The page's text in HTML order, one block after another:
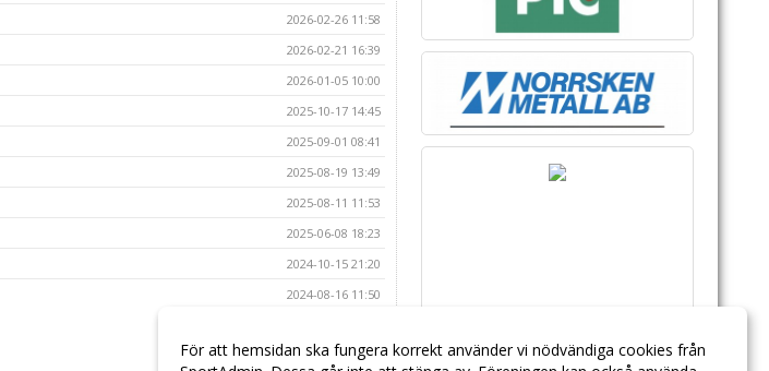
2026-02-26 11:58
2026-02-21 16:39
2026-01-05 10:00
2025-10-17 14:45
2025-09-01 08:41
2025-08-19 13:49
2025-08-11 11:53
2025-06-08 18:23
2024-10-15 21:20
2024-08-16 11:50
För att hemsidan ska fungera korrekt använder vi nödvändiga cookies från